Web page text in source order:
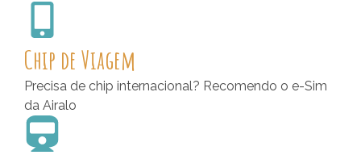
Chip de Viagem
Precisa de chip internacional? Recomendo o e-Sim
da Airalo